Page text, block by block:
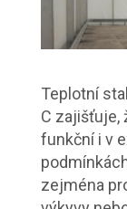
Teplotní
C zajišťuje,
funkční i v
zejména